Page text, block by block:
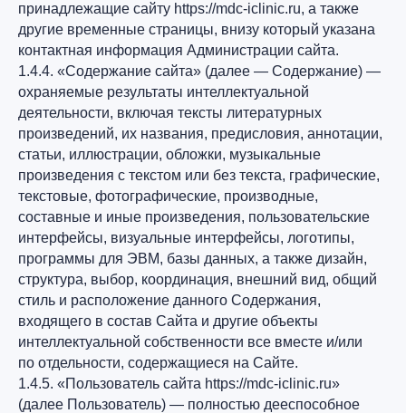
принадлежащие сайту https://mdc-iclinic.ru, а также
другие временные страницы, внизу который указана
контактная информация Администрации сайта.
1.4.4. «Содержание сайта» (далее — Содержание) —
охраняемые результаты интеллектуальной
деятельности, включая тексты литературных
произведений, их названия, предисловия, аннотации,
статьи, иллюстрации, обложки, музыкальные
произведения с текстом или без текста, графические,
текстовые, фотографические, производные,
составные и иные произведения, пользовательские
интерфейсы, визуальные интерфейсы, логотипы,
программы для ЭВМ, базы данных, а также дизайн,
структура, выбор, координация, внешний вид, общий
стиль и расположение данного Содержания,
входящего в состав Сайта и другие объекты
интеллектуальной собственности все вместе и/или
по отдельности, содержащиеся на Сайте.
1.4.5. «Пользователь сайта https://mdc-iclinic.ru»
(далее Пользователь) — полностью дееспособное